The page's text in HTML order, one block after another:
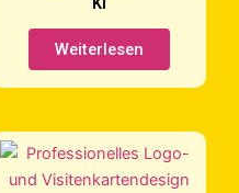
Weiterlesen